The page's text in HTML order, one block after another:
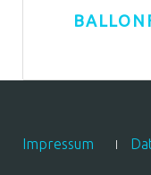
Impressum